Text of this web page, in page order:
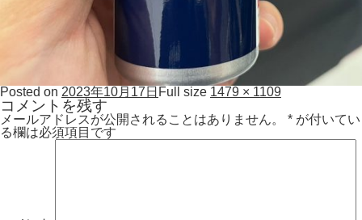
Posted on 2023年10月17日 Full size 1479 × 1109
コメントを残す
メールアドレスが公開されることはありません。 * が付いてい
る欄は必須項目です